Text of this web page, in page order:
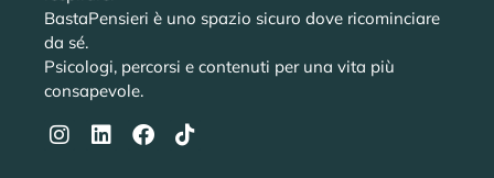
BastaPensieri è uno spazio sicuro dove ricominciare
da sé.
Psicologi, percorsi e contenuti per una vita più
consapevole.